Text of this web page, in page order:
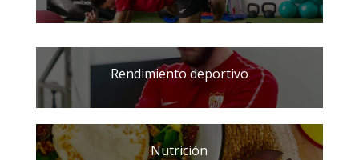
Rendimiento deportivo
Nutrición